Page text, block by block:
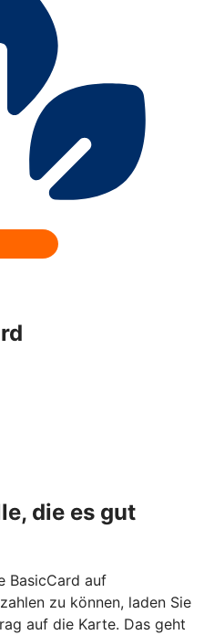
die es gut
BasicCard auf
zu können, laden Sie
auf die Karte. Das geht